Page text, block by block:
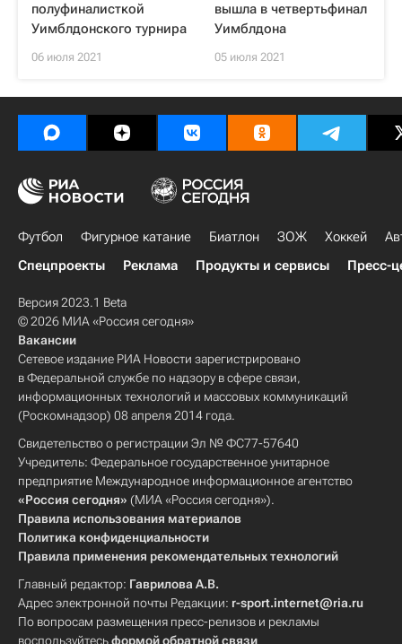
полуфиналисткой
Уимблдонского турнира
06 июля 2021
вышла в четвертьфинал
Уимблдона
05 июля 2021
Футбол Фигурное катание Биатлон ЗОЖ Хоккей
Спецпроекты
Реклама Продукты и сервисы Пресс-
Версия 2023.1 Beta
© 2026 МИА «Россия сегодня»
Вакансии
Сетевое издание РИА Новости зарегистрировано
в Федеральной службе по надзору в сфере связи,
информационных технологий и массовых коммуникаций
(Роскомнадзор) 08 апреля 2014 года.
Свидетельство о регистрации Эл № ФС77-57640
Учредитель: Федеральное государственное унитарное
предприятие Международное информационное агентство
«Россия сегодня» (МИА «Россия сегодня»).
Правила использования материалов
Политика конфиденциальности
Правила применения рекомендательных технологий
Главный редактор: Гаврилова А.В.
Адрес электронной почты Редакции: r-sport.internet@ria.ru
По вопросам размещения пресс-релизов и рекламы
воспользуйтесьформой обратной связи